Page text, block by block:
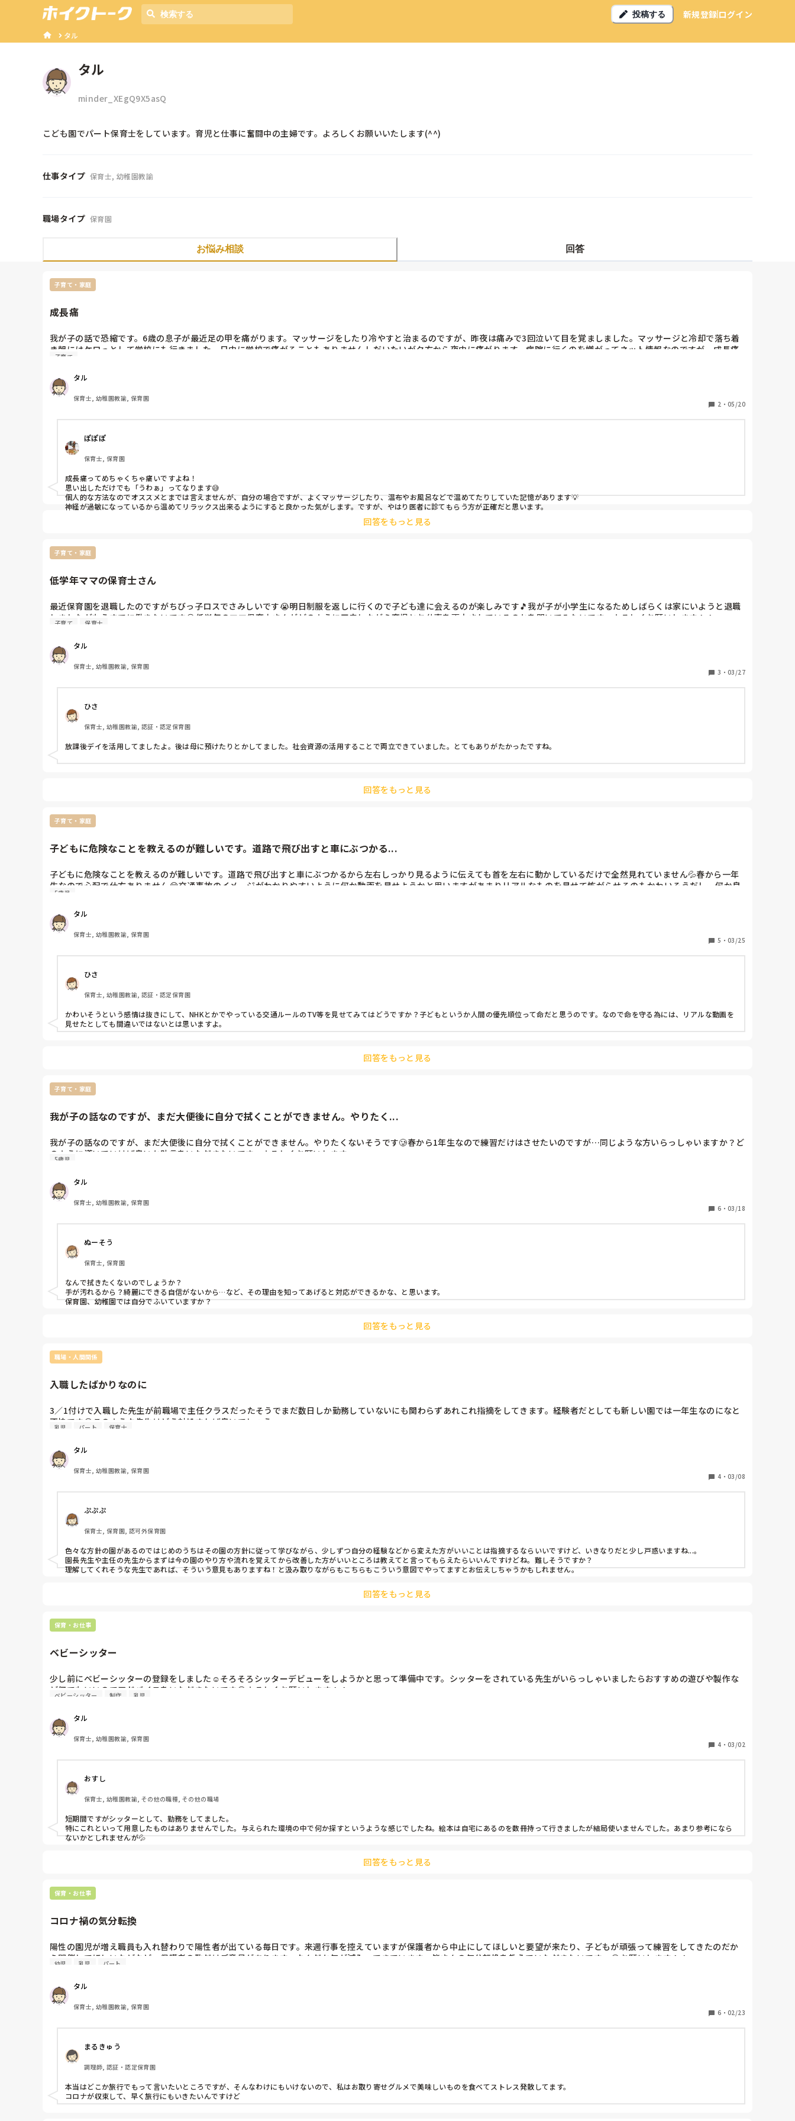
投稿する 新規登録ログイン
タル
タル
minder_XEgQ9X5asQ
こども園でパート保育士をしています。育児と仕事に奮闘中の主婦です。よろしくお願いいたします(^^)
仕事タイプ 保育士, 幼稚園教諭
職場タイプ 保育園
お悩み相談 回答
子育て・家庭
成長痛
我が子の話で恐縮です。6歳の息子が最近足の甲を痛がります。マッサージをしたり冷やすと治まるのですが、昨夜は痛みで3回泣いて目を覚ましました。マッサージと冷却で落ち着
き朝にはケロっとして学校にも行きました。日中に学校で痛がることもありませんしだいたいが夕方から夜中に痛がります。病院に行くのを嫌がってネット情報なのですが、成長痛
子育て
タル
保育士, 幼稚園教諭, 保育園
2 ・ 05/20
ぽぽぽ
保育士, 保育園
成長痛ってめちゃくちゃ痛いですよね！
思い出しただけでも「うわぁ」ってなります😅
個人的な方法なのでオススメとまでは言えませんが、自分の場合ですが、よくマッサージしたり、温布やお風呂などで温めてたりしていた記憶があります💡
神経が過敏になっているから温めてリラックス出来るようにすると良かった気がします。ですが、やはり医者に診てもらう方が正確だと思います。
回答をもっと見る
子育て・家庭
低学年ママの保育士さん
最近保育園を退職したのですがちびっ子ロスでさみしいです😭明日制服を返しに行くので子ども達に会えるのが楽しみです🎵我が子が小学生になるためしばらくは家にいようと退職
しましたがもうすでに働きたいです😂低学年のママ保育士さんがどのように工夫しながら育児とお仕事を両立されているのかを聞いてみたいです。よろしくお願いします！！
子育て 保育士
タル
保育士, 幼稚園教諭, 保育園
3 ・ 03/27
ひさ
保育士, 幼稚園教諭, 認証・認定保育園
放課後デイを活用してましたよ。後は母に預けたりとかしてました。社会資源の活用することで両立できていました。とてもありがたかったですね。
回答をもっと見る
子育て・家庭
子どもに危険なことを教えるのが難しいです。道路で飛び出すと車にぶつかる...
子どもに危険なことを教えるのが難しいです。道路で飛び出すと車にぶつかるから左右しっかり見るように伝えても首を左右に動かしているだけで全然見れていません💦春から一年
生なので心配で仕方ありません😭交通事故のイメージがわかりやすいように何か動画を見せようかと思いますがあまりリアルなものを見せて怖がらせるのもかわいそうだし…何か良
5歳児
タル
保育士, 幼稚園教諭, 保育園
5 ・ 03/25
ひさ
保育士, 幼稚園教諭, 認証・認定保育園
かわいそうという感情は抜きにして、NHKとかでやっている交通ルールのTV等を見せてみてはどうですか？子どもというか人間の優先順位って命だと思うのです。なので命を守る為には、リアルな動画を
見せたとしても間違いではないとは思いますよ。
回答をもっと見る
子育て・家庭
我が子の話なのですが、まだ大便後に自分で拭くことができません。やりたく...
我が子の話なのですが、まだ大便後に自分で拭くことができません。やりたくないそうです🥲春から1年生なので練習だけはさせたいのですが…同じような方いらっしゃいますか？ど
のように導いていけば良いか助言をいただきたいです。よろしくお願いします☺️
5歳児
タル
保育士, 幼稚園教諭, 保育園
6 ・ 03/18
ぬーそう
保育士, 保育園
なんで拭きたくないのでしょうか？
手が汚れるから？綺麗にできる自信がないから…など、その理由を知ってあげると対応ができるかな、と思います。
保育園、幼稚園では自分でふいていますか？
回答をもっと見る
職場・人間関係
入職したばかりなのに
3／1付けで入職した先生が前職場で主任クラスだったそうでまだ数日しか勤務していないにも関わらずあれこれ指摘をしてきます。経験者だとしても新しい園では一年生なのになと
不快です😢このような先生はどう対処すれば良いでしょう…
乳児 パート 保育士
タル
保育士, 幼稚園教諭, 保育園
4 ・ 03/08
ぷぷぷ
保育士, 保育園, 認可外保育園
色々な方針の園があるのではじめのうちはその園の方針に従って学びながら、少しずつ自分の経験などから変えた方がいいことは指摘するならいいですけど、いきなりだと少し戸惑いますね...。
園長先生や主任の先生からまずは今の園のやり方や流れを覚えてから改善した方がいいところは教えてと言ってもらえたらいいんですけどね。難しそうですか？
理解してくれそうな先生であれば、そういう意見もありますね！と汲み取りながらもこちらもこういう意図でやってますとお伝えしちゃうかもしれません。
回答をもっと見る
保育・お仕事
ベビーシッター
少し前にベビーシッターの登録をしました☺️そろそろシッターデビューをしようかと思って準備中です。シッターをされている先生がいらっしゃいましたらおすすめの遊びや製作な
ど何でもいいのでアドバイスをいただきたいです😊よろしくお願いします！！
ベビーシッター 制作 乳児
タル
保育士, 幼稚園教諭, 保育園
4 ・ 03/02
おすし
保育士, 幼稚園教諭, その他の職種, その他の職場
短期間ですがシッターとして、勤務をしてました。
特にこれといって用意したものはありませんでした。与えられた環境の中で何か探すというような感じでしたね。絵本は自宅にあるのを数冊持って行きましたが結局使いませんでした。あまり参考になら
ないかとしれませんが💦
回答をもっと見る
保育・お仕事
コロナ禍の気分転換
陽性の園児が増え職員も入れ替わりで陽性者が出ている毎日です。来週行事を控えていますが保護者から中止にしてほしいと要望が来たり、子どもが頑張って練習をしてきたのだか
ら開催してほしいなどなど…保護者の数だけご意見があります。なんだか気が滅入ってきています。皆さんの気分転換を教えていただきたいです〜😭お願いします！！
幼児 乳児 パート
タル
保育士, 幼稚園教諭, 保育園
6 ・ 02/23
まるきゅう
調理師, 認証・認定保育園
本当はどこか旅行でもって言いたいところですが、そんなわけにもいけないので、私はお取り寄せグルメで美味しいものを食べてストレス発散してます。
コロナが収束して、早く旅行にもいきたいんですけど